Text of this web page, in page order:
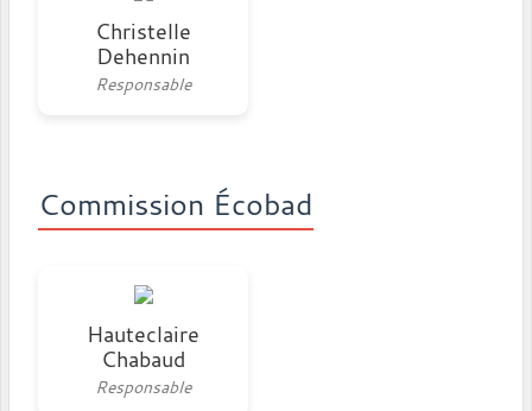
Christelle
Dehennin
Responsable
Commission Écobad
Hauteclaire
Chabaud
Responsable